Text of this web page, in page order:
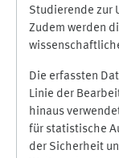
Studierende zur
Zudem werden
Die erfassten
Linie der
hinaus
für statistische
der Sicherheit